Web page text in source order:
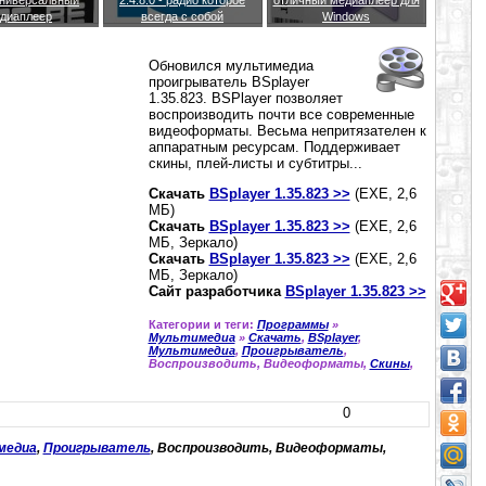
всегда с собой
Windows
Обновился мультимедиа
проигрыватель BSplayer
1.35.823. BSPlayer позволяет
воспроизводить почти все современные
видеоформаты. Весьма непритязателен к
аппаратным ресурсам. Поддерживает
скины, плей-листы и субтитры...
Скачать BSplayer 1.35.823 >> (EXE, 2,6
МБ)
Скачать BSplayer 1.35.823 >> (EXE, 2,6
МБ, Зеркало)
Скачать BSplayer 1.35.823 >> (EXE, 2,6
МБ, Зеркало)
Сайт разработчика BSplayer 1.35.823 >>
Категории и теги: Программы»
Мультимедиа» Скачать, BSplayer,
Мультимедиа, Проигрыватель,
Воспроизводить, Видеоформаты, Скины,
0
, Проигрыватель, Воспроизводить, Видеоформаты,